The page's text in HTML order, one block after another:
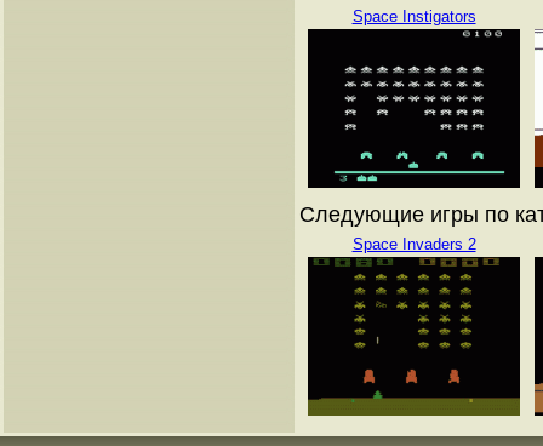
Space Instigators
Следующие игры по
Space Invaders 2